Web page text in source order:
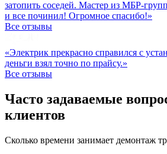
затопить соседей. Мастер из МБР-
и все починил! Огромное спасибо!»
Все отзывы
«Электрик прекрасно справился с
деньги взял точно по прайсу.»
Все отзывы
Часто задаваемые
клиентов
Сколько времени занимает демонтаж